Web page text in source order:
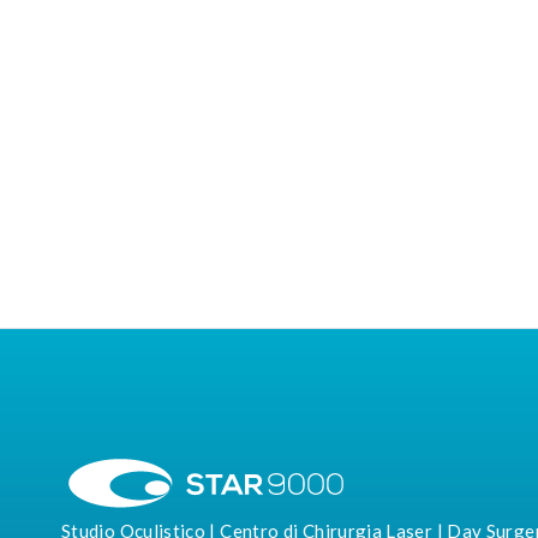
Studio Oculistico | Centro di Chirurgia Laser | Day